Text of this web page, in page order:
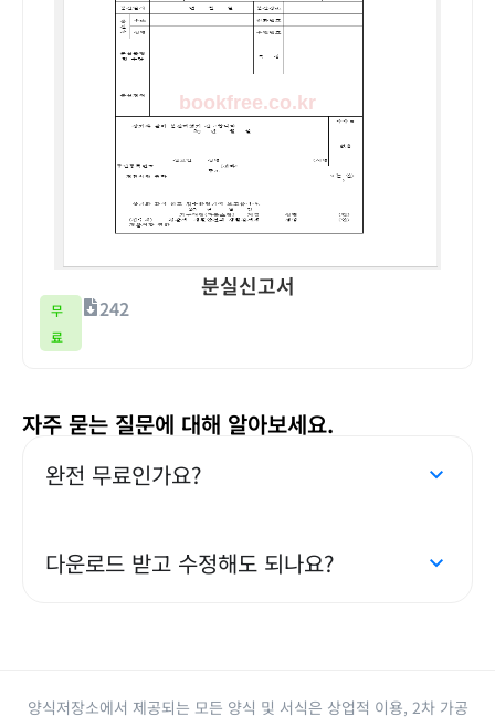
분실신고서
무
료
242
자주 묻는 질문에 대해 알아보세요.
완전 무료인가요?
다운로드 받고 수정해도 되나요?
양식저장소에서 제공되는 모든 양식 및 서식은 상업적 이용, 2차 가공